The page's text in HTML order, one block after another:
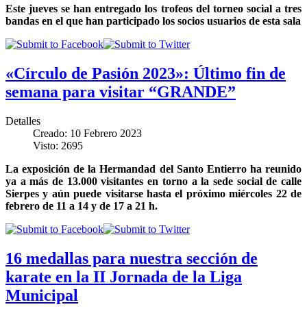
Este jueves se han entregado los trofeos del torneo social a tres
bandas en el que han participado los socios usuarios de esta sala
«Círculo de Pasión 2023»: Último fin de
semana para visitar “GRANDE”
Detalles
Creado: 10 Febrero 2023
Visto: 2695
La exposición de la Hermandad del Santo Entierro ha reunido
ya a más de 13.000 visitantes en torno a la sede social de calle
Sierpes y aún puede visitarse hasta el próximo miércoles 22 de
febrero de 11 a 14 y de 17 a 21 h.
16 medallas para nuestra sección de
karate en la II Jornada de la Liga
Municipal